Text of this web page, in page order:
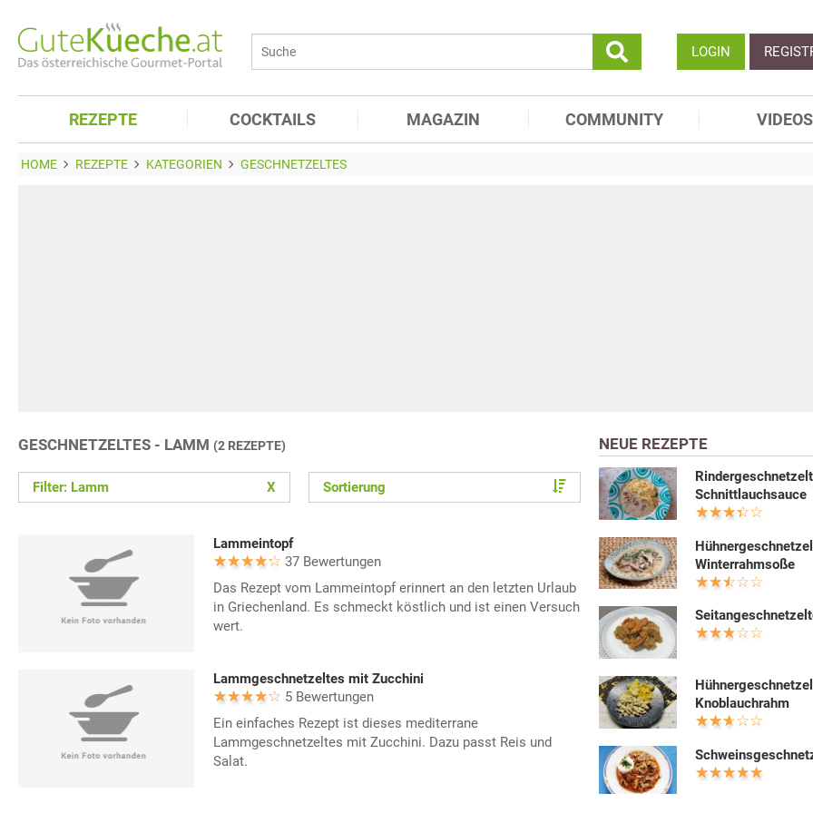
LOGIN
REZEPTE COCKTAILS MAGAZIN COMMUNITY VIDEOS
HOME REZEPTE KATEGORIEN GESCHNETZELTES
GESCHNETZELTES - LAMM (2 REZEPTE)
Filter: Lamm X Sortierung
Lammeintopf
37 Bewertungen
Das Rezept vom Lammeintopf erinnert an den letzten Urlaub
in Griechenland. Es schmeckt köstlich und ist einen Versuch
wert.
Lammgeschnetzeltes mit Zucchini
5 Bewertungen
Ein einfaches Rezept ist dieses mediterrane
Lammgeschnetzeltes mit Zucchini. Dazu passt Reis und
Salat.
NEUE REZEPTE
Schnittlauchsauce
Winterrahmsoße
Knoblauchrahm